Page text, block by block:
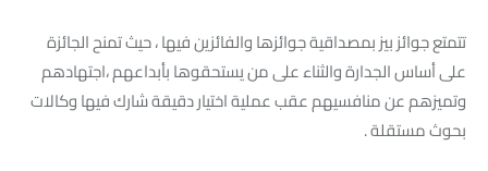
تتمتع جوائز بيز بمصداقية جوائزها والفائزين فيها ، حيث تمنح الجائزة
على أساس الجدارة والثناء على من يستحقوها بأبداعهم ،اجتهادهم
وتميزهم عن منافسيهم عقب عملية اختيار دقيقة شارك فيها وكالات
بحوث مستقلة .